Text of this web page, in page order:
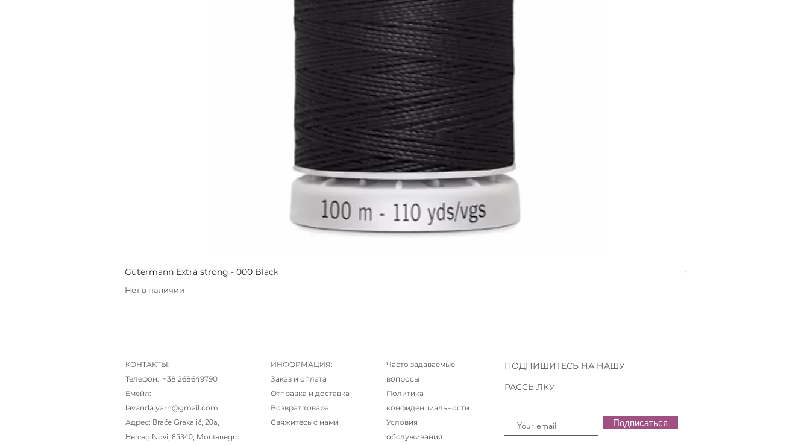
Gütermann Extra strong - 000 Black
Нет в наличии
Gütermann Extra strong -
КОНТАКТЫ:
Телефон: +38 268649790
Емейл:
lavanda.yarn@gmail.com
Адрес: Braće Grakalić , 20a,
Herceg Novi, 85340 , Montenegro
ИНФОРМАЦИЯ:
Заказ и оплата
Отправка и доставка
Возврат товара
Свяжитесь с нами
Часто задаваемые
вопросы
Политика
конфиденциальности
Условия
обслуживания
ПОДПИШИТЕСЬ НА НАШУ
РАССЫЛКУ
Подписаться